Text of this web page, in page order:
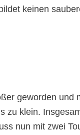
keinen
geworden und
zu klein.
nun mit zwei